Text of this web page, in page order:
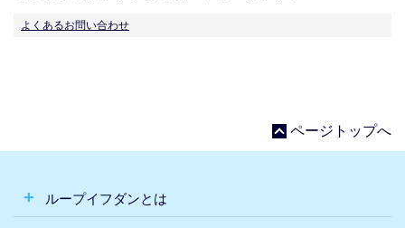
よくあるお問い合わせ
ページトップへ
ループイフダンとは